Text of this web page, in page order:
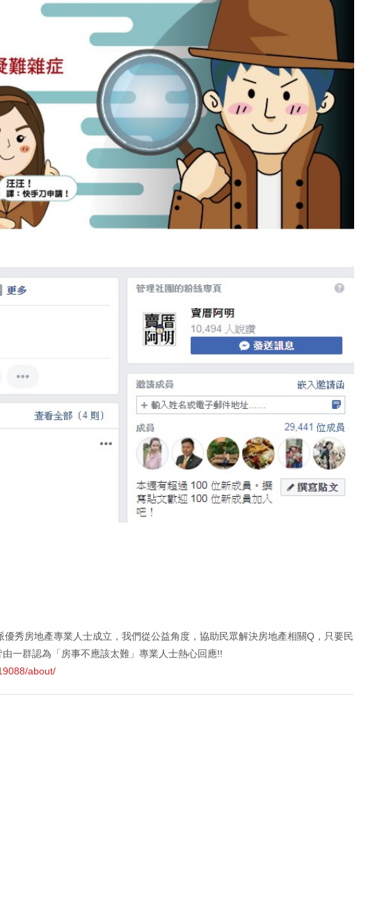
秀房地產專業人士成立，我們從公益角度，協助民眾解決房地產相關Q，只要民
一群認為「房事不應該太難」專業人士熱心回應!!
about/